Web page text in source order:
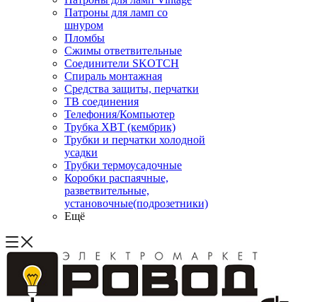
Патроны для ламп со
шнуром
Пломбы
Сжимы ответвительные
Соединители SKOTCH
Спираль монтажная
Средства защиты, перчатки
ТВ соединения
Телефония/Компьютер
Трубка ХВТ (кембрик)
Трубки и перчатки холодной
усадки
Трубки термоусадочные
Коробки распаячные,
разветвительные,
установочные(подрозетники)
Ещё